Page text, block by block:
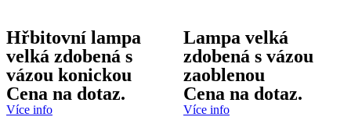
Hřbitovní lampa
velká zdobená s
vázou konickou
Cena na dotaz.
Více info
Lampa velká
zdobená s vázou
zaoblenou
Cena na dotaz.
Více info